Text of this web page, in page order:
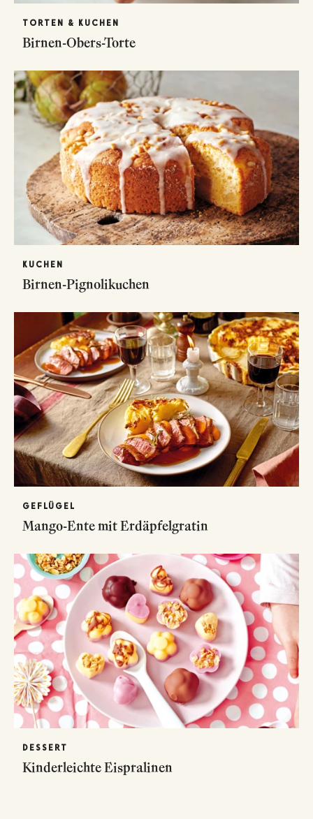
TORTEN & KUCHEN
Birnen-Obers-Torte
KUCHEN
Birnen-Pignolikuchen
GEFLÜGEL
Mango-Ente mit Erdäpfelgratin
DESSERT
Kinderleichte Eispralinen